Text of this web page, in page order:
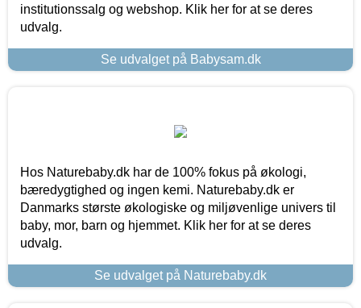
institutionssalg og webshop. Klik her for at se deres
udvalg.
Se udvalget på Babysam.dk
Hos Naturebaby.dk har de 100% fokus på økologi,
bæredygtighed og ingen kemi. Naturebaby.dk er
Danmarks største økologiske og miljøvenlige univers til
baby, mor, barn og hjemmet. Klik her for at se deres
udvalg.
Se udvalget på Naturebaby.dk